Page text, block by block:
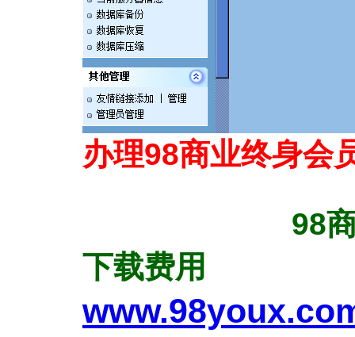
办理98商业终身会
98商业终身会
下载费用